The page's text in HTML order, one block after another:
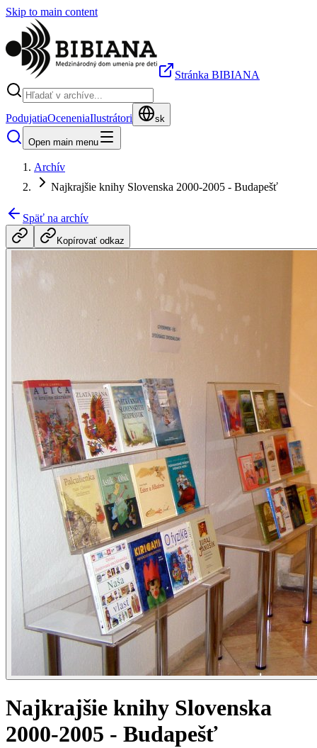
Skip to main content
Stránka BIBIANA
PodujatiaOceneniaIlustrátori sk
Open main menu
Archív
Najkrajšie knihy Slovenska 2000-2005 - Budapešť
Späť na archív
Kopírovať odkaz
Najkrajšie knihy Slovenska
2000-2005 - Budapešť